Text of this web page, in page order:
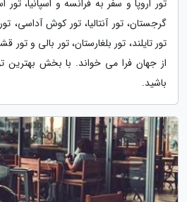
تور اروپا و سفر به فرانسه و اسپانیا، تور
گرجستان، تور آنتالیا، تور کوش آداسی،
تور تایلند، تور بلغارستان، تور بالی و
از جهان فرا می خواند. با بخش بهترین
باشید.